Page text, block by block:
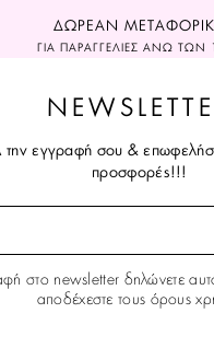
ΔΩΡΕΑΝ
ΓΙΑ ΠΑΡΑΓΓΕΛΙΕΣ ΑΝΩ ΤΩΝ
εγγραφή σου &
προσφορές!!!
στο newsletter δηλώνετε
αποδέχεστε τους όρους